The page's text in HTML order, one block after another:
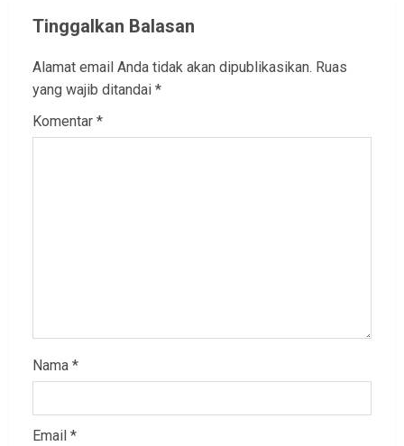
Tinggalkan Balasan
Alamat email Anda tidak akan dipublikasikan. Ruas
yang wajib ditandai *
Komentar *
Nama *
Email *